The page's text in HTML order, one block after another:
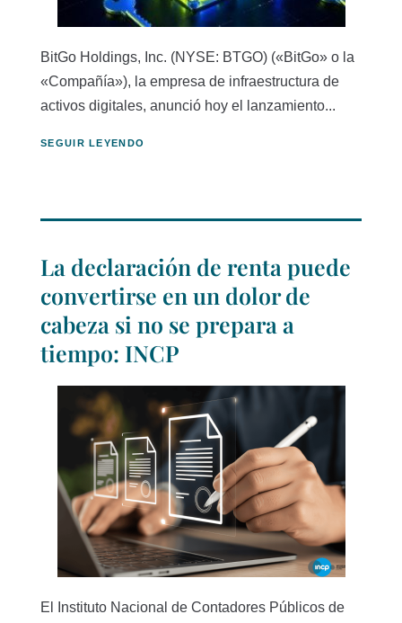
BitGo Holdings, Inc. (NYSE: BTGO) («BitGo» o la
«Compañía»), la empresa de infraestructura de
activos digitales, anunció hoy el lanzamiento...
SEGUIR LEYENDO
La declaración de renta puede
convertirse en un dolor de
cabeza si no se prepara a
tiempo: INCP
El Instituto Nacional de Contadores Públicos de